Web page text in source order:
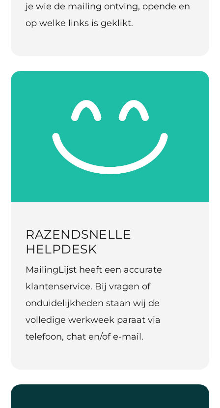
je wie de mailing ontving, opende en
op welke links is geklikt.
RAZENDSNELLE
HELPDESK
MailingLijst heeft een accurate
klantenservice. Bij vragen of
onduidelijkheden staan wij de
volledige werkweek paraat via
telefoon, chat en/of e-mail.